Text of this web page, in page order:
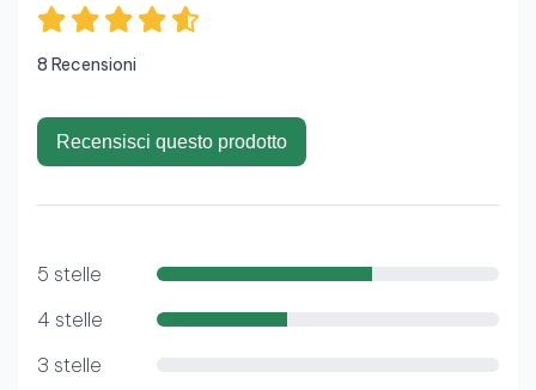
8 Recensioni
Recensisci questo prodotto
5 stelle
4 stelle
3 stelle